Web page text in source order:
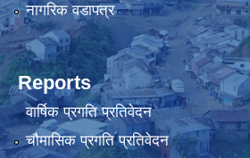
नागरिक वडापत्र
Reports
वार्षिक प्रगति प्रतिवेदन
चौमासिक प्रगति प्रतिवेदन